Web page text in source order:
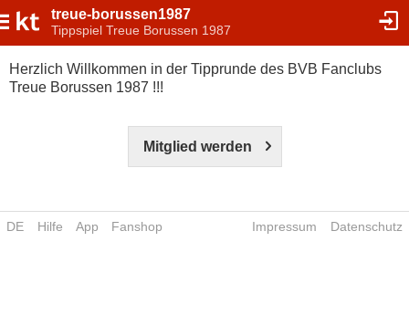
treue-borussen1987
Tippspiel Treue Borussen 1987
Herzlich Willkommen in der Tipprunde des BVB Fanclubs
Treue Borussen 1987 !!!
Mitglied werden
DE Hilfe App Fanshop Impressum Datenschutz